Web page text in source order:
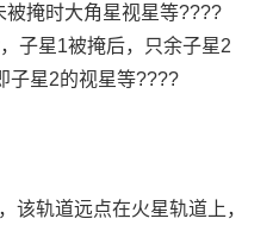
掩时大角星视星等????
子星1被掩后，只余子星2
子星2的视星等????
该轨道远点在火星轨道上，